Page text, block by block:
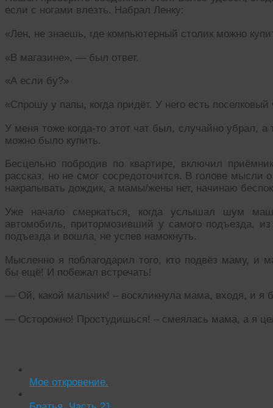
если с ногами влезть. Набрал Ленку:
«Лен, не знаешь, где компьютерный столик можно
«В магазине», — был ответ.
«А если бу?»
«Спрошу у папы, когда придёт. У него есть поселковый
У меня тоже когда-то этот чат был, случайно убрал,
можно было купить.
Бесцельно побродив по квартире, включил
рассказ, но не смог сосредоточится. В голове мысли
накрапывать дождик, а мамы/жены нет, начинаю
Уже начало смеркаться, когда услышал шум
автомобиль, притормозивший у самого подъезда,
подъезда и вошла, не успев намокнуть.
Мысленно я поблагодарил того, кто подвёз маму, и
бы ещё! И побежал встречать!
— Ой, какой мальчик! – воскликнула мама, входя, и я
— Осторожно! Простудишься! – смеялась мама, а я
Мое откровение.